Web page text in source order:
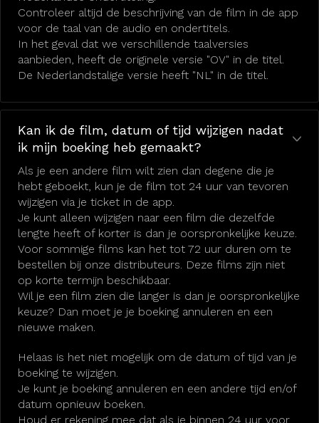
Controleer altijd de beschrijving van de film in de app
voor de taal van de audio en ondertitels.
In het geval dat we verschillende taalversies
aanbieden, heeft de originele versie "OV" in de titel.
De Nederlandstalige versie heeft "NL" in de titel.
Kan ik de film, datum of tijd wijzigen nadat
ik mijn boeking heb gemaakt?
Als je een andere film wilt zien dan degene die je
hebt geboekt, kun je de film tot 24 uur van tevoren
wijzigen via je ticket in de app.
Je kunt alleen wijzigen naar een film die dezelfde
lengte heeft of korter is dan je oorspronkelijke keuze.
Voor sommige films kan het tot 72 uur duren om te
bestellen bij onze distributeurs. Deze films zijn niet
op korte termijn beschikbaar.
Wil je een film zien die langer is dan je oorspronkelijke
keuze? Dan moet je je boeking annuleren en een
nieuwe maken.
Helaas is het niet mogelijk om de datum of tijd van je
boeking te wijzigen.
Je kunt je boeking annuleren en een andere tijd en/of
datum opnieuw boeken.
Houd er rekening mee dat als je binnen 24 uur voor